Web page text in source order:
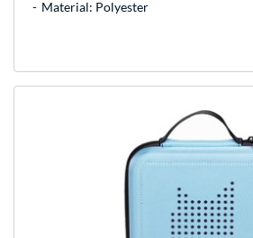
Material: Polyester